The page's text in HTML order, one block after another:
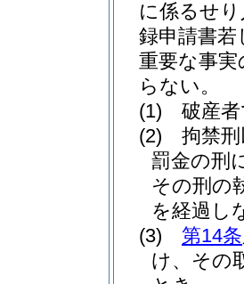
に係るせ
録申請書
重要な事
らない。
(1)
破産
(2)
拘禁
罰金の刑
その刑の
を経過し
(3)
第14条
け、その